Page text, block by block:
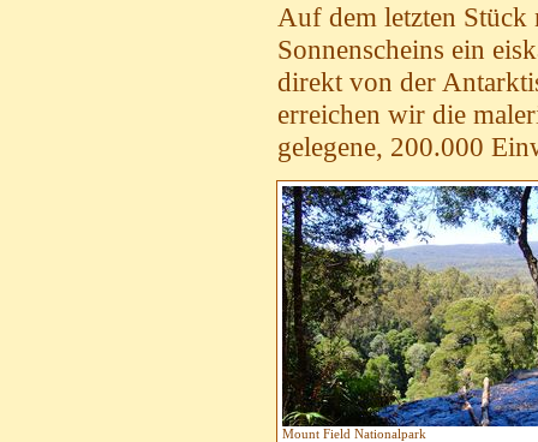
Auf dem letzten Stück
Sonnenscheins ein
direkt von der
erreichen wir die
gelegene, 200.000
Mount Field Nationalpark